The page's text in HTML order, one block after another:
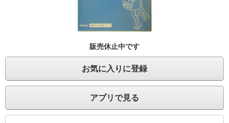
販売休止中です
お気に入りに登録
アプリで見る